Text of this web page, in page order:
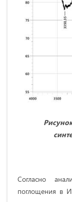
Согласно
поглощения в